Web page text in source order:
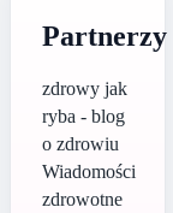
Partnerzy
zdrowy jak
ryba - blog
o zdrowiu
Wiadomości
zdrowotne